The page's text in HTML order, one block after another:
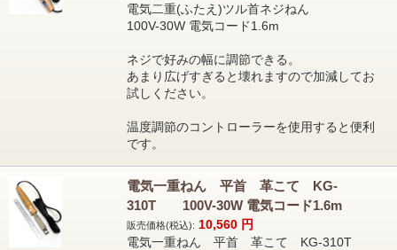
電気二重(ふたえ)ツル首ネジねん
100V-30W 電気コード1.6m
ネジで好みの幅に調節できる。
あまり広げすぎると壊れますので加減してお
試しください。
温度調節のコントローラーを使用すると便利
です。
電気一重ねん 平首 革こて KG-
310T 100V-30W 電気コード1.6m
販売価格(税込): 10,560 円
電気一重ねん 平首 革こて KG-310T